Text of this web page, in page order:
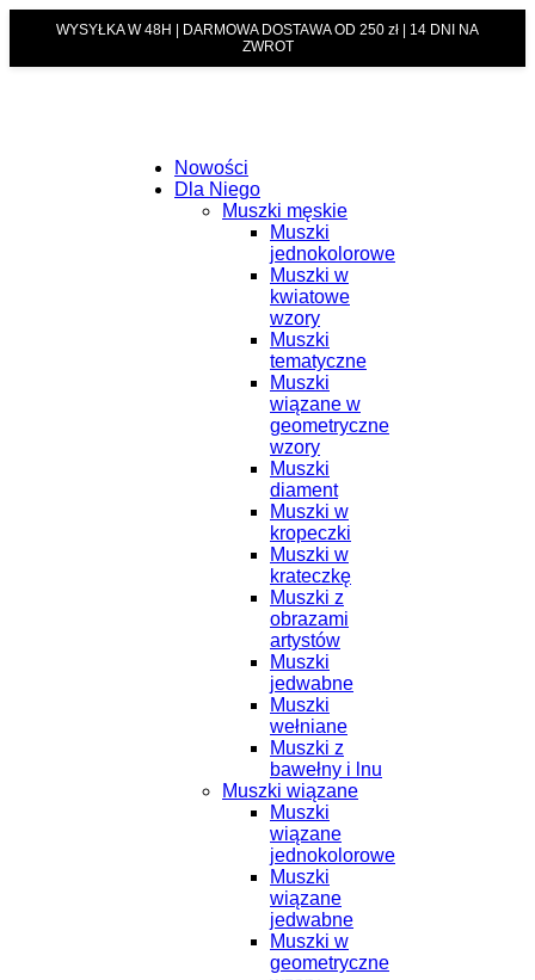
WYSYŁKA W 48H | DARMOWA DOSTAWA OD 250 zł | 14 DNI NA
ZWROT
Nowości
Dla Niego
Muszki męskie
Muszki
jednokolorowe
Muszki w
kwiatowe
wzory
Muszki
tematyczne
Muszki
wiązane w
geometryczne
wzory
Muszki
diament
Muszki w
kropeczki
Muszki w
krateczkę
Muszki z
obrazami
artystów
Muszki
jedwabne
Muszki
wełniane
Muszki z
bawełny i lnu
Muszki wiązane
Muszki
wiązane
jednokolorowe
Muszki
wiązane
jedwabne
Muszki w
geometryczne